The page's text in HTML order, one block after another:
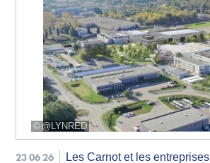
@LYNRED
23 06 26 Les Carnot et les entreprises